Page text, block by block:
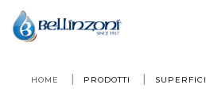
HOME PRODOTTI SUPERFICI